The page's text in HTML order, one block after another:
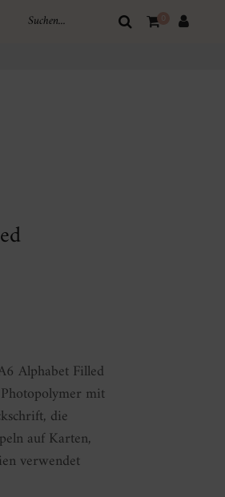
0
Alphabet Filled
mit
die
auf Karten,
verwendet